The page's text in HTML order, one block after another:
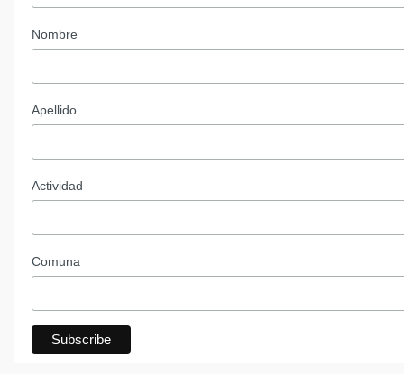
Nombre
Apellido
Actividad
Comuna